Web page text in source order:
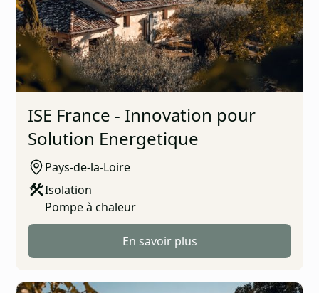
ISE France - Innovation pour
Solution Energetique
Pays-de-la-Loire
Isolation
Pompe à chaleur
En savoir plus